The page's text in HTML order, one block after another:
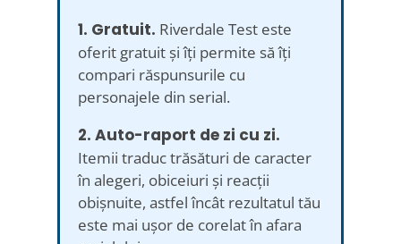
1. Gratuit. Riverdale Test este
oferit gratuit și îți permite să îți
compari răspunsurile cu
personajele din serial.
2. Auto-raport de zi cu zi.
Itemii traduc trăsături de caracter
în alegeri, obiceiuri și reacții
obișnuite, astfel încât rezultatul tău
este mai ușor de corelat în afara